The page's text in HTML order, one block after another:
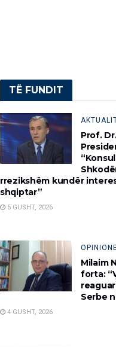
TË FUNDIT
Prof.
rrezikshëm kundër
shqiptar”
5 GUSHT, 2026
Milaim
forta:
Serbe
4 GUSHT, 2026